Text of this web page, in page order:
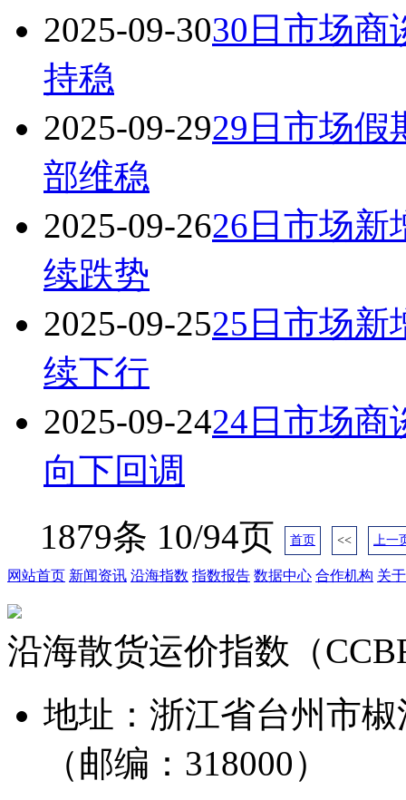
2025-09-3030日市场商
持稳
2025-09-2929日市场假
部维稳
2025-09-2626日市场新
续跌势
2025-09-2525日市场新
续下行
2025-09-2424日市场商
向下回调
1879条 10/94页
首页 << 上一
网站首页 新闻资讯 沿海指数 指数报告 数据中心 合作机构 关
沿海散货运价指数（
地址：浙江省台州市
（邮编：318000）